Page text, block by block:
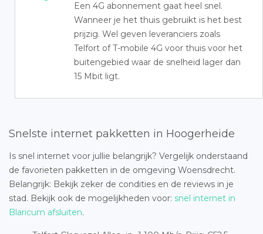
Een 4G abonnement gaat heel snel.
Wanneer je het thuis gebruikt is het best
prijzig. Wel geven leveranciers zoals
Telfort of T-mobile 4G voor thuis voor het
buitengebied waar de snelheid lager dan
15 Mbit ligt.
Snelste internet pakketten in Hoogerheide
Is snel internet voor jullie belangrijk? Vergelijk onderstaand
de favorieten pakketten in de omgeving Woensdrecht.
Belangrijk: Bekijk zeker de condities en de reviews in je
stad. Bekijk ook de mogelijkheden voor: snel internet in
Blaricum afsluiten.